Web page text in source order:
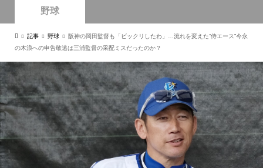
野球
記事 野球
阪神の岡田監督も「ビックリしたわ」…流れを変えた“侍エース”今永
の木浪への申告敬遠は三浦監督の采配ミスだったのか？